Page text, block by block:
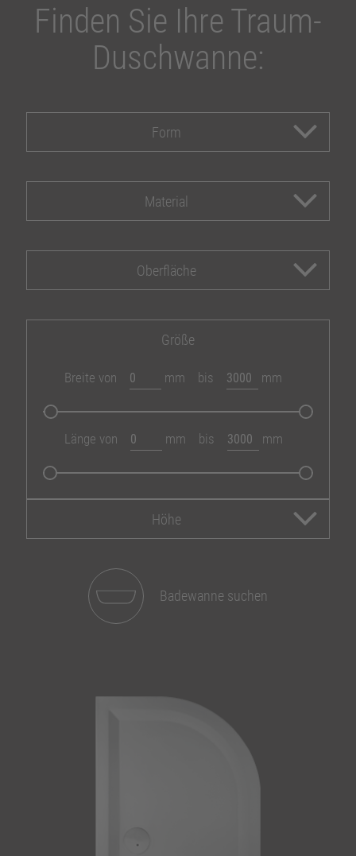
Finden Sie Ihre Traum-
Duschwanne:
Form
Material
Oberfläche
Größe
Breite von mm bis mm
Länge von mm bis mm
Höhe
Badewanne suchen